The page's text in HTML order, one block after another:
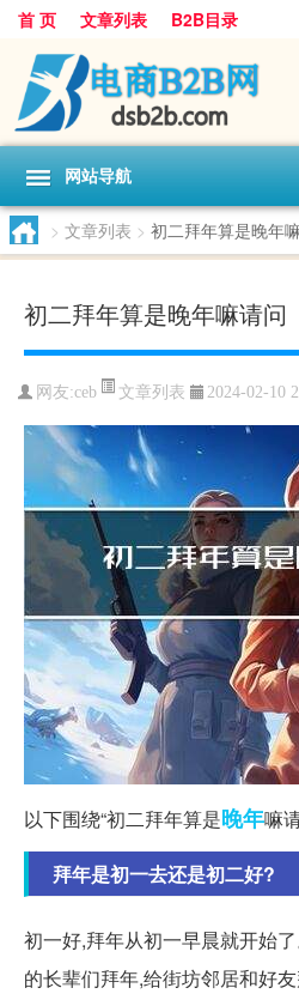
首 页 文章列表 B2B目录
网站导航
> 文章列表 > 初二拜年算是晚年
初二拜年算是晚年嘛请问
网友:ceb 文章列表 2024-02-10
以下围绕“初二拜年算是晚年嘛
拜年是初一去还是初二好?
初一好,拜年从初一早晨就开始
的长辈们拜年,给街坊邻居和好